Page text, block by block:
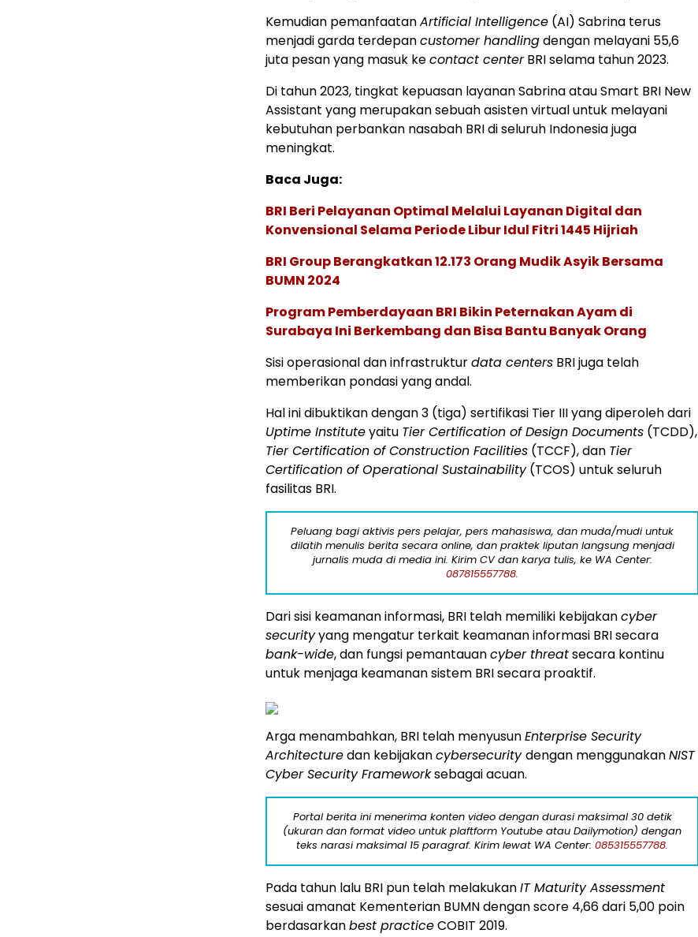
Kemudian pemanfaatanArtificial Intelligence (AI) Sabrina terus
menjadi garda terdepancustomer handlingdengan melayani 55,6
juta pesan yang masuk kecontact centerBRI selama tahun 2023.
Di tahun 2023, tingkat kepuasan layanan Sabrina atau Smart BRI New
Assistant yang merupakan sebuah asisten virtual untuk melayani
kebutuhan perbankan nasabah BRI di seluruh Indonesia juga
meningkat.
Baca Juga:
BRI Beri Pelayanan Optimal Melalui Layanan Digital dan
Konvensional Selama Periode Libur Idul Fitri 1445 Hijriah
BRI Group Berangkatkan 12.173 Orang Mudik Asyik Bersama
BUMN 2024
Program Pemberdayaan BRI Bikin Peternakan Ayam di
Surabaya Ini Berkembang dan Bisa Bantu Banyak Orang
Sisi operasional dan infrastrukturdata centers BRI juga telah
memberikan pondasi yang andal.
Hal ini dibuktikan dengan 3 (tiga) sertifikasi Tier III yang diperoleh dari
Uptime Instituteyaitu Tier Certification of Design Documents (TCDD),
Tier Certification of Construction Facilities (TCCF), dan Tier
Certification of Operational Sustainability(TCOS) untuk seluruh
fasilitas BRI.
Peluang bagi aktivis pers pelajar, pers mahasiswa, dan muda/mudi untuk
dilatih menulis berita secara online, dan praktek liputan langsung menjadi
jurnalis muda di media ini. Kirim CV dan karya tulis, ke WA Center:
087815557788.
Dari sisi keamanan informasi, BRI telah memiliki kebijakancyber
securityyang mengatur terkait keamanan informasi BRI secara
bank-wide, dan fungsi pemantauancyber threatsecara kontinu
untuk menjaga keamanan sistem BRI secara proaktif.
Arga menambahkan, BRI telah menyusunEnterprise Security
Architecturedan kebijakancybersecuritydengan menggunakanNIST
Cyber Security Frameworksebagai acuan.
Portal berita ini menerima konten video dengan durasi maksimal 30 detik
(ukuran dan format video untuk plaftform Youtube atau Dailymotion) dengan
teks narasi maksimal 15 paragraf. Kirim lewat WA Center: 085315557788.
Pada tahun lalu BRI pun telah melakukanIT Maturity Assessment
sesuai amanat Kementerian BUMN dengan score 4,66 dari 5,00 poin
berdasarkanbest practiceCOBIT 2019.